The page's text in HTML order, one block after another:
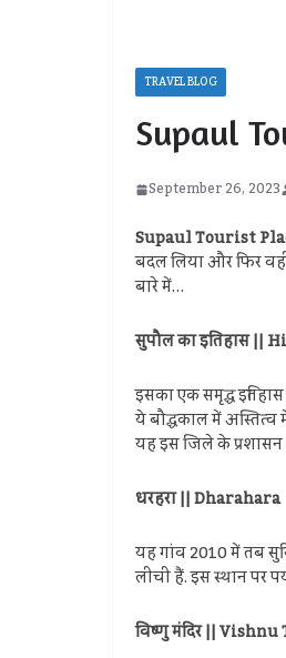
TRAVEL BLOG
Supaul
September 26, 2023
Supaul Tourist
बदल लिया और फिर
बारे में…
सुपौल का इतिहास ||
इसका एक समृद्ध
ये बौद्धकाल में अस्तित्व
यह इस जिले के
धरहरा || Dharahara
यह गांव 2010 में तब
लीची हैं. इस स्थान पर
विष्णु मंदिर ||